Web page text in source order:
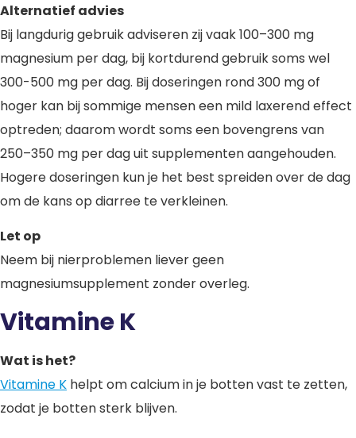
Alternatief advies
Bij langdurig gebruik adviseren zij vaak 100–300 mg
magnesium per dag, bij kortdurend gebruik soms wel
300-500 mg per dag. Bij doseringen rond 300 mg of
hoger kan bij sommige mensen een mild laxerend effect
optreden; daarom wordt soms een bovengrens van
250–350 mg per dag uit supplementen aangehouden.
Hogere doseringen kun je het best spreiden over de dag
om de kans op diarree te verkleinen.
Let op
Neem bij nierproblemen liever geen
magnesiumsupplement zonder overleg.
Vitamine K
Wat is het?
Vitamine K helpt om calcium in je botten vast te zetten,
zodat je botten sterk blijven.